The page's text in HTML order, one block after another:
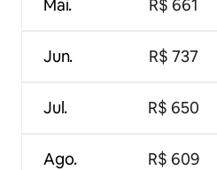
Mai.
Jun.
Jul.
Ago.
R$ 661
R$ 737
R$ 650
R$ 609